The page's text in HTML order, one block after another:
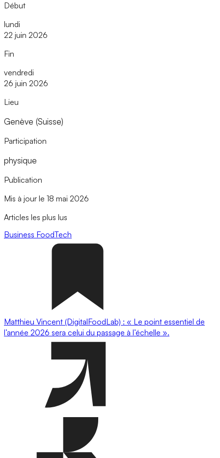
Début
lundi
22 juin 2026
Fin
vendredi
26 juin 2026
Lieu
Genève (Suisse)
Participation
physique
Publication
Mis à jour le 18 mai 2026
Articles les plus lus
Business FoodTech
Matthieu Vincent (DigitalFoodLab) : « Le point essentiel de
l’année 2026 sera celui du passage à l’échelle ».